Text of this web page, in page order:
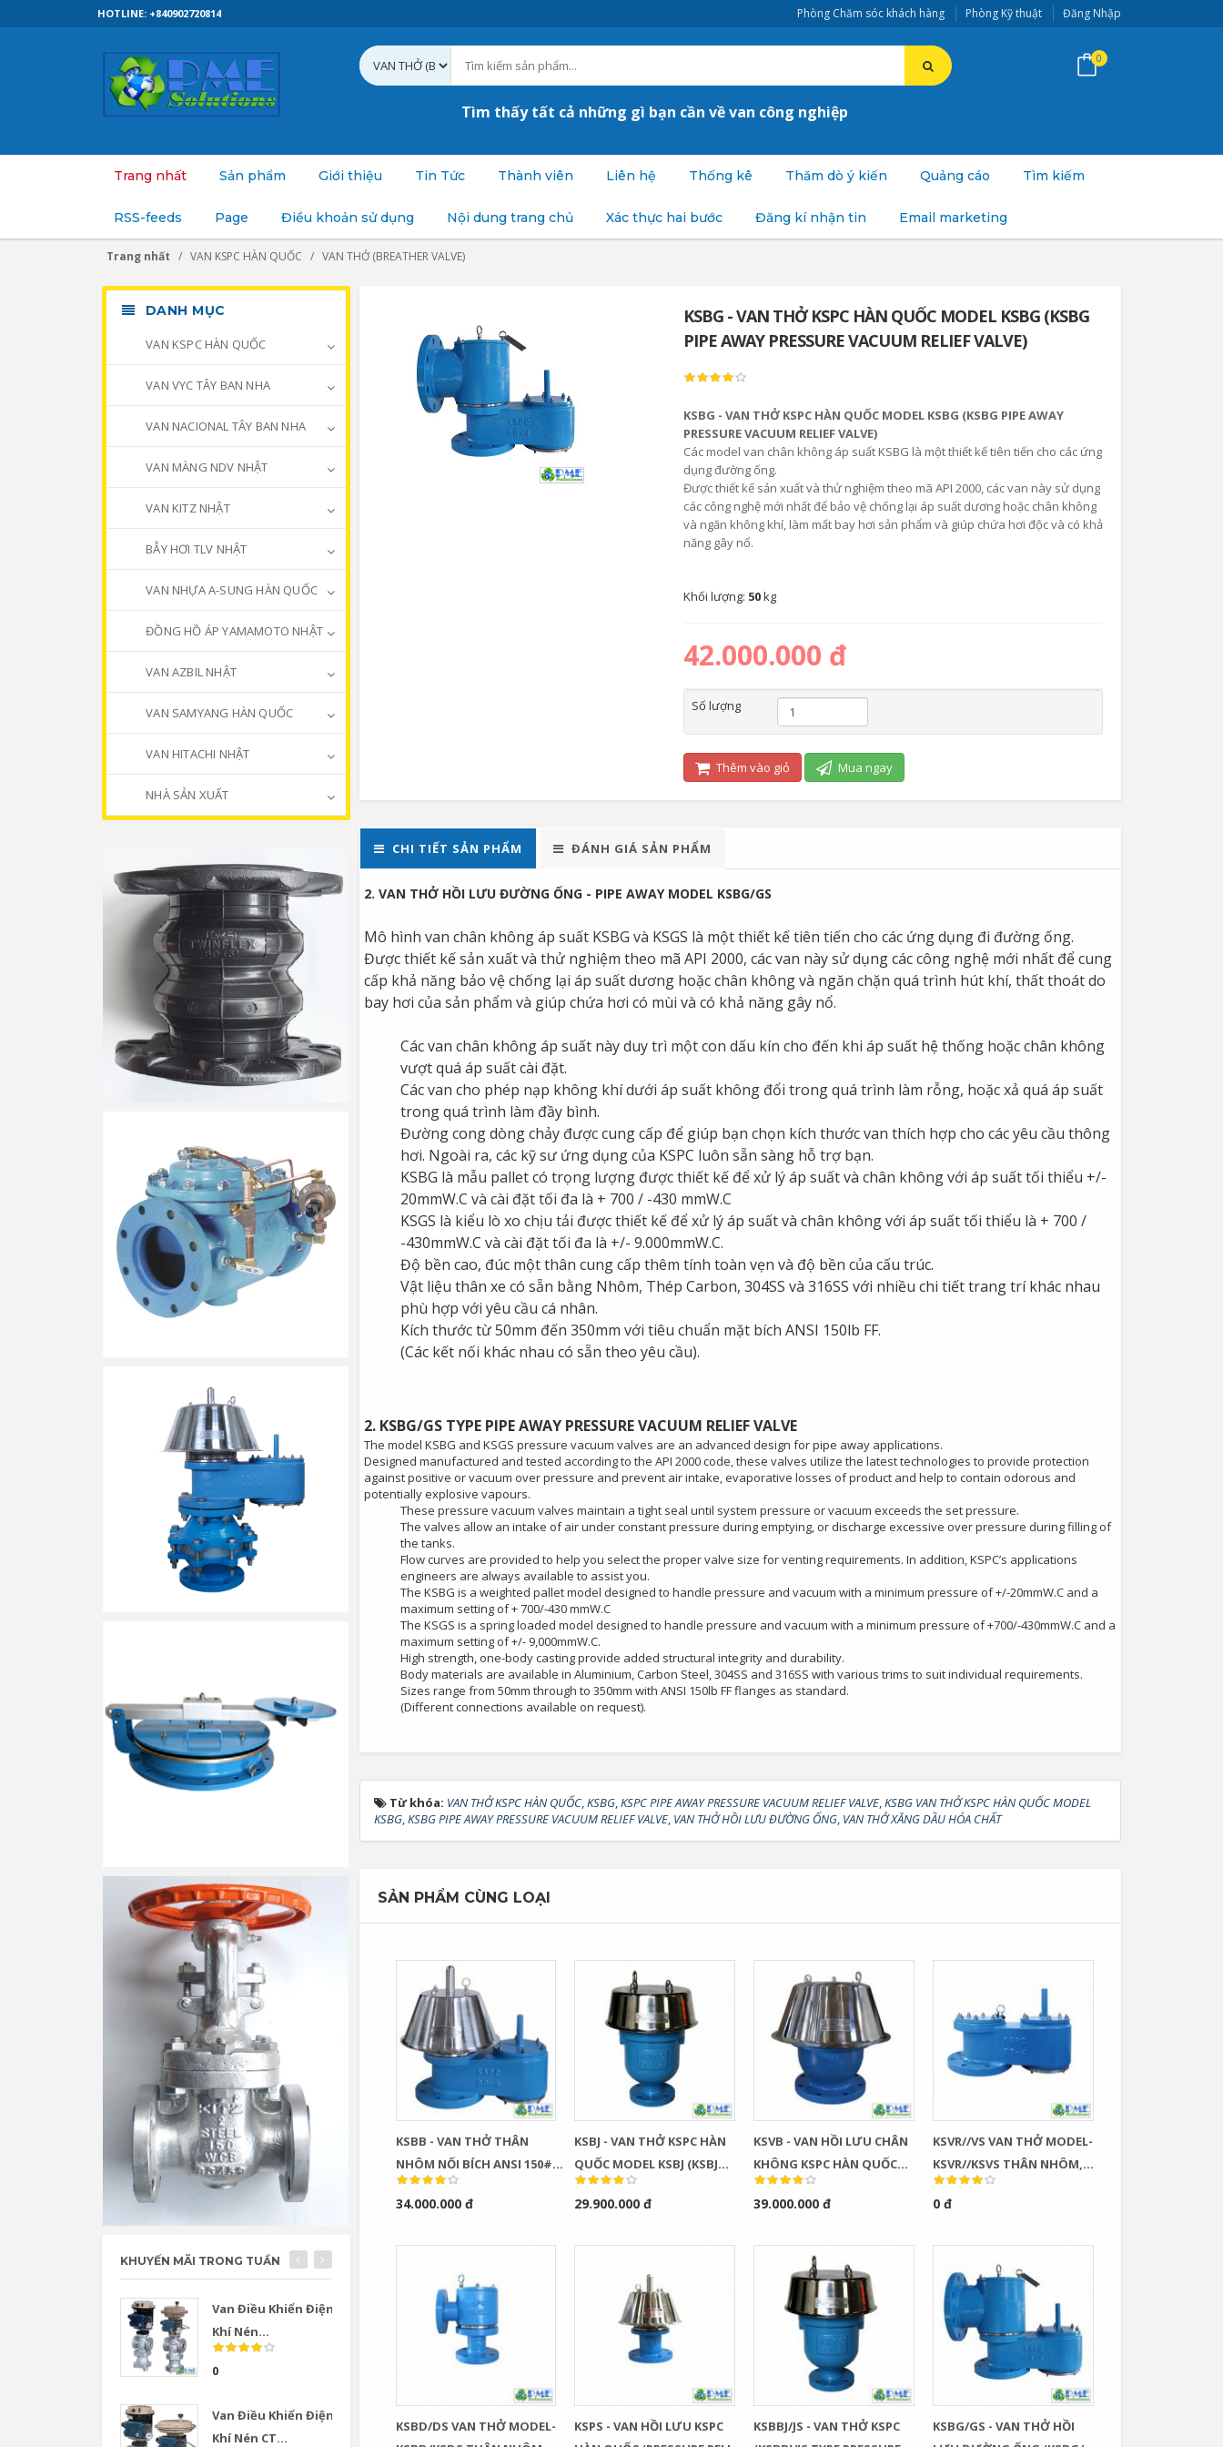
Phòng Chăm sóc khách hàng Phòng Kỹ thuật Đăng Nhập
HOTLINE: +840902720814
Tìm thấy tất cả những gì bạn cần về van công nghiệp
0
Trang nhất Sản phẩm Giới thiệu Tin Tức Thành viên Liên hệ Thống kê Thăm dò ý kiến Quảng cáo Tìm kiếm
RSS-feeds Page Điều khoản sử dụng Nội dung trang chủ Xác thực hai bước Đăng kí nhận tin Email marketing
Trang nhất VAN KSPC HÀN QUỐC VAN THỞ (BREATHER VALVE)
KSBG - VAN THỞ KSPC HÀN QUỐC MODEL KSBG (KSBG
PIPE AWAY PRESSURE VACUUM RELIEF VALVE)
KSBG - VAN THỞ KSPC HÀN QUỐC MODEL KSBG (KSBG PIPE AWAY
PRESSURE VACUUM RELIEF VALVE)
Các model van chân không áp suất KSBG là một thiết kế tiên tiến cho các ứng
dụng đường ống.
Được thiết kế sản xuất và thử nghiệm theo mã API 2000, các van này sử dụng
các công nghệ mới nhất để bảo vệ chống lại áp suất dương hoặc chân không
và ngăn không khí, làm mất bay hơi sản phẩm và giúp chứa hơi độc và có khả
năng gây nổ.
Khối lượng: 50kg
42.000.000 đ
Số lượng
Thêm vào giỏ Mua ngay
CHI TIẾT SẢN PHẨM ĐÁNH GIÁ SẢN PHẨM
2. VAN THỞ HỒI LƯU ĐƯỜNG ỐNG - PIPE AWAY MODEL KSBG/GS
Mô hình van chân không áp suất KSBG và KSGS là một thiết kế tiên tiến cho các ứng dụng đi đường ống.
Được thiết kế sản xuất và thử nghiệm theo mã API 2000, các van này sử dụng các công nghệ mới nhất để cung
cấp khả năng bảo vệ chống lại áp suất dương hoặc chân không và ngăn chặn quá trình hút khí, thất thoát do
bay hơi của sản phẩm và giúp chứa hơi có mùi và có khả năng gây nổ.
Các van chân không áp suất này duy trì một con dấu kín cho đến khi áp suất hệ thống hoặc chân không
vượt quá áp suất cài đặt.
Các van cho phép nạp không khí dưới áp suất không đổi trong quá trình làm rỗng, hoặc xả quá áp suất
trong quá trình làm đầy bình.
Đường cong dòng chảy được cung cấp để giúp bạn chọn kích thước van thích hợp cho các yêu cầu thông
hơi. Ngoài ra, các kỹ sư ứng dụng của KSPC luôn sẵn sàng hỗ trợ bạn.
KSBG là mẫu pallet có trọng lượng được thiết kế để xử lý áp suất và chân không với áp suất tối thiểu +/-
20mmW.C và cài đặt tối đa là + 700 / -430 mmW.C
KSGS là kiểu lò xo chịu tải được thiết kế để xử lý áp suất và chân không với áp suất tối thiểu là + 700 /
-430mmW.C và cài đặt tối đa là +/- 9.000mmW.C.
Độ bền cao, đúc một thân cung cấp thêm tính toàn vẹn và độ bền của cấu trúc.
Vật liệu thân xe có sẵn bằng Nhôm, Thép Carbon, 304SS và 316SS với nhiều chi tiết trang trí khác nhau
phù hợp với yêu cầu cá nhân.
Kích thước từ 50mm đến 350mm với tiêu chuẩn mặt bích ANSI 150lb FF.
(Các kết nối khác nhau có sẵn theo yêu cầu).
2. KSBG/GS TYPE PIPE AWAY PRESSURE VACUUM RELIEF VALVE
The model KSBG and KSGS pressure vacuum valves are an advanced design for pipe away applications.
Designed manufactured and tested according to the API 2000 code, these valves utilize the latest technologies to provide protection
against positive or vacuum over pressure and prevent air intake, evaporative losses of product and help to contain odorous and
potentially explosive vapours.
​​​​​​​These pressure vacuum valves maintain a tight seal until system pressure or vacuum exceeds the set pressure.
The valves allow an intake of air under constant pressure during emptying, or discharge excessive over pressure during filling of
the tanks.
Flow curves are provided to help you select the proper valve size for venting requirements. In addition, KSPC’s applications
engineers are always available to assist you.
The KSBG is a weighted pallet model designed to handle pressure and vacuum with a minimum pressure of +/-20mmW.C and a
maximum setting of + 700/-430 mmW.C
The KSGS is a spring loaded model designed to handle pressure and vacuum with a minimum pressure of +700/-430mmW.C and a
maximum setting of +/- 9,000mmW.C.
High strength, one-body casting provide added structural integrity and durability.
Body materials are available in Aluminium, Carbon Steel, 304SS and 316SS with various trims to suit individual requirements.
Sizes range from 50mm through to 350mm with ANSI 150lb FF flanges as standard.
(Different connections available on request).
Từ khóa: VAN THỞ KSPC HÀN QUỐC,KSBG,KSPC PIPE AWAY PRESSURE VACUUM RELIEF VALVE,KSBG VAN THỞ KSPC HÀN QUỐC MODEL
KSBG,KSBG PIPE AWAY PRESSURE VACUUM RELIEF VALVE, VAN THỞ HỒI LƯU ĐƯỜNG ỐNG, VAN THỞ XĂNG DẦU HÓA CHẤT
SẢN PHẨM CÙNG LOẠI
KSBB - VAN THỞ THÂN
NHÔM NỐI BÍCH ANSI 150#
FF MODEL KSBB KSPC HÀN
QUỐC (KSBB TYPE BREATHER
34.000.000 đ
KSBJ - VAN THỞ KSPC HÀN
QUỐC MODEL KSBJ (KSBJ
TYPE VACUUM BREAKER)
29.900.000 đ
KSVB - VAN HỒI LƯU CHÂN
KHÔNG KSPC HÀN QUỐC
MODEL KSVB (KSVB TYPE
VACUUM RELIEF VALVE)
39.000.000 đ
KSVR//VS VAN THỞ MODEL-
KSVR//KSVS THÂN NHÔM,
THÉP, INOX, BÍCH ANSI
(KSVR/VS TYPE VACUUM
0 đ
KSBD/DS VAN THỞ MODEL-
KSPS - VAN HỒI LƯU KSPC
KSBBJ/JS - VAN THỞ KSPC
KSBG/GS - VAN THỞ HỒI
DANH MỤC
VAN KSPC HÀN QUỐC
VAN VYC TÂY BAN NHA
VAN NACIONAL TÂY BAN NHA
VAN MÀNG NDV NHẬT
VAN KITZ NHẬT
BẪY HƠI TLV NHẬT
VAN NHỰA A-SUNG HÀN QUỐC
ĐỒNG HỒ ÁP YAMAMOTO NHẬT
VAN AZBIL NHẬT
VAN SAMYANG HÀN QUỐC
VAN HITACHI NHẬT
NHÀ SẢN XUẤT
KHUYẾN MÃI TRONG TUẦN
Van Điều Khiển Điện
Khí Nén...
0
Van Điều Khiển Điện
Khí Nén CT...
Bơm Thu Hồi Nước
Ngưng TLV...
Van Giảm Áp Hơi TLV
COSR...
Van Cầu Ống Xếp
TLV BE1 –...
0